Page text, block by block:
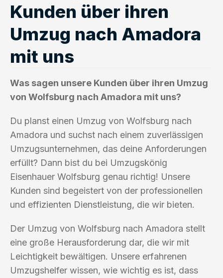
Kunden über ihren
Umzug nach Amadora
mit uns
Was sagen unsere Kunden über ihren Umzug
von Wolfsburg nach Amadora mit uns?
Du planst einen Umzug von Wolfsburg nach
Amadora und suchst nach einem zuverlässigen
Umzugsunternehmen, das deine Anforderungen
erfüllt? Dann bist du bei Umzugskönig
Eisenhauer Wolfsburg genau richtig! Unsere
Kunden sind begeistert von der professionellen
und effizienten Dienstleistung, die wir bieten.
Der Umzug von Wolfsburg nach Amadora stellt
eine große Herausforderung dar, die wir mit
Leichtigkeit bewältigen. Unsere erfahrenen
Umzugshelfer wissen, wie wichtig es ist, dass